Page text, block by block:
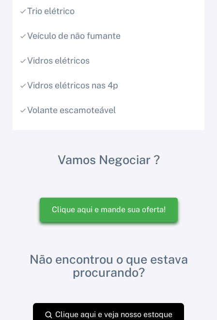
Trio elétrico
Veículo de não fumante
Vidros elétricos
Vidros elétricos nas 4p
Volante escamoteável
Vamos Negociar ?
Clique aqui e mande sua oferta!
Não encontrou o que estava
procurando?
Clique aqui e veja nosso estoque